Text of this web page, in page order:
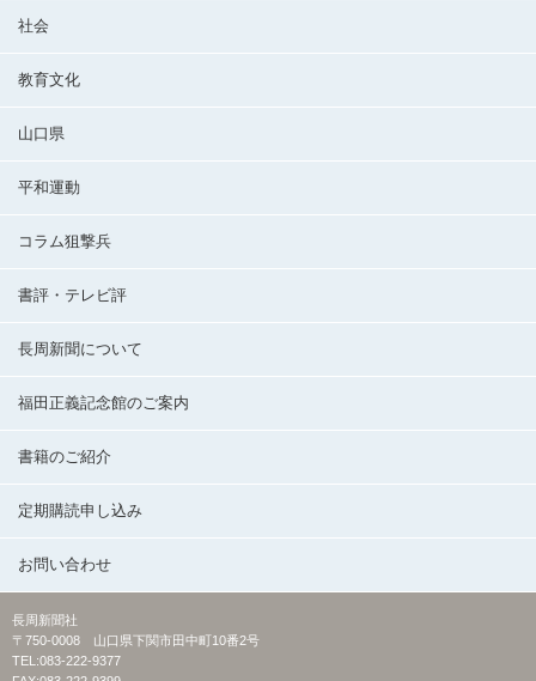
社会
教育文化
山口県
平和運動
コラム狙撃兵
書評・テレビ評
長周新聞について
福田正義記念館のご案内
書籍のご紹介
定期購読申し込み
お問い合わせ
長周新聞社
〒750-0008 山口県下関市田中町10番2号
TEL:083-222-9377